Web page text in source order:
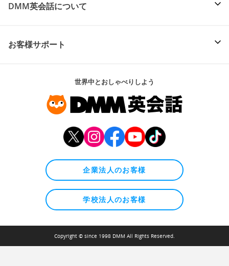
DMM英会話について
お客様サポート
世界中とおしゃべりしよう
企業法人のお客様
学校法人のお客様
Copyright © since 1998 DMM All Rights Reserved.